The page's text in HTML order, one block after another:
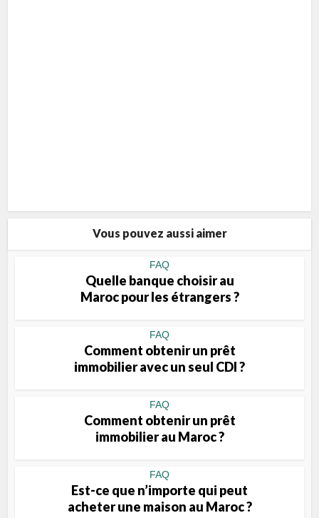
Vous pouvez aussi aimer
FAQ
Quelle banque choisir au
Maroc pour les étrangers ?
FAQ
Comment obtenir un prêt
immobilier avec un seul CDI ?
FAQ
Comment obtenir un prêt
immobilier au Maroc ?
FAQ
Est-ce que n’importe qui peut
acheter une maison au Maroc ?